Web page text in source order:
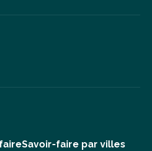
Savoir-faire par villes